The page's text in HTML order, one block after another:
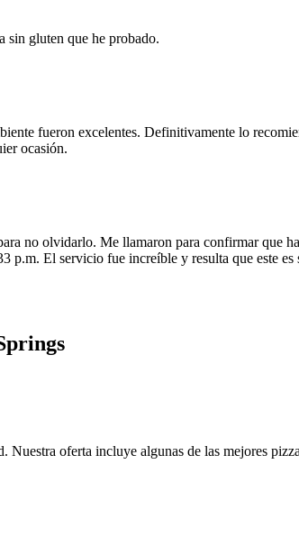
sin gluten que he probado.
fueron excelentes. Definitivamente lo
ocasión.
no olvidarlo. Me llamaron para confirmar que
El servicio fue increíble y resulta que este
oferta incluye algunas de las mejores